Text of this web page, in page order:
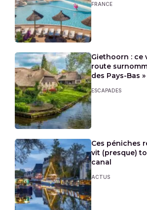
FRANCE
Giethoorn : ce
route
des Pays-Bas »
ESCAPADES
Ces péniches
vit (presque)
canal
ACTUS